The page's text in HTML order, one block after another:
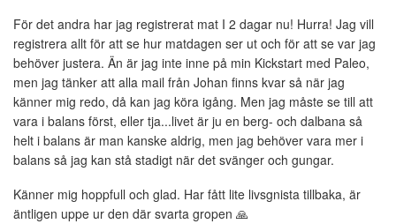
För det andra har jag registrerat mat I 2 dagar nu! Hurra! Jag vill
registrera allt för att se hur matdagen ser ut och för att se var jag
behöver justera. Än är jag inte inne på min Kickstart med Paleo,
men jag tänker att alla mail från Johan finns kvar så när jag
känner mig redo, då kan jag köra igång. Men jag måste se till att
vara i balans först, eller tja...livet är ju en berg- och dalbana så
helt i balans är man kanske aldrig, men jag behöver vara mer i
balans så jag kan stå stadigt när det svänger och gungar.
Känner mig hoppfull och glad. Har fått lite livsgnista tillbaka, är
äntligen uppe ur den där svarta gropen 🙏